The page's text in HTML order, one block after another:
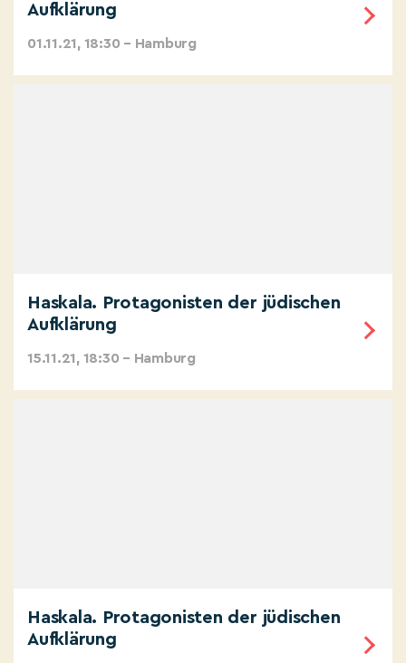
Aufklärung
01.11.21, 18:30 – Hamburg
Haskala. Protagonisten der jüdischen
Aufklärung
15.11.21, 18:30 – Hamburg
Haskala. Protagonisten der jüdischen
Aufklärung